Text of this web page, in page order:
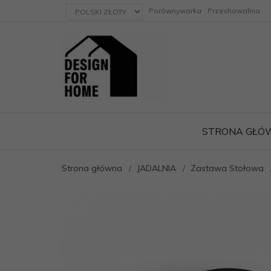
currency_h Porównywarka Przechowalnia
STRONA
Strona główna JADALNIA Zastawa Stołowa